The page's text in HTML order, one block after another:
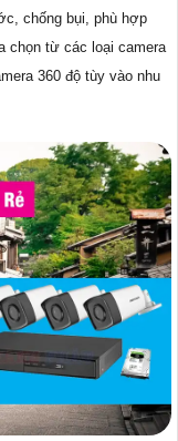
chống bụi, phù hợp
chọn từ các loại camera
360 độ tùy vào nhu